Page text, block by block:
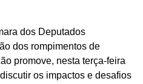
dos Deputados
dos rompimentos de
promove, nesta terça-feira
os impactos e desafios